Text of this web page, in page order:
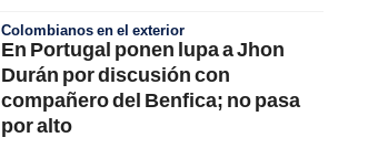
Colombianos en el exterior
En Portugal ponen lupa a Jhon
Durán por discusión con
compañero del Benfica; no pasa
por alto